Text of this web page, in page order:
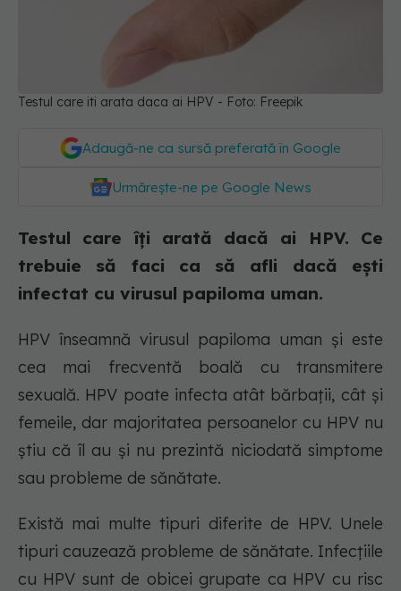
Testul care iti arata daca ai HPV - Foto: Freepik
Adaugă-ne ca sursă preferată în Google
Urmărește-ne pe Google News
Testul care îți arată dacă ai HPV. Ce
trebuie să faci ca să afli dacă ești
infectat cu virusul papiloma uman.
HPV înseamnă virusul papiloma uman și este
cea mai frecventă boală cu transmitere
sexuală. HPV poate infecta atât bărbații, cât și
femeile, dar majoritatea persoanelor cu HPV nu
știu că îl au și nu prezintă niciodată simptome
sau probleme de sănătate.
Există mai multe tipuri diferite de HPV. Unele
tipuri cauzează probleme de sănătate. Infecțiile
cu HPV sunt de obicei grupate ca HPV cu risc